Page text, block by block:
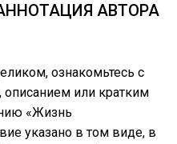
АВТОРА
ознакомьтесь с
описанием или кратким
«Жизнь
указано в том виде, в